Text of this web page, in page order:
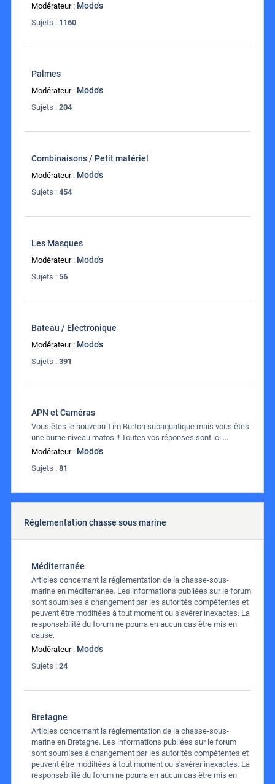
Modérateur : Modo's
Sujets : 1160
Palmes
Modérateur : Modo's
Sujets : 204
Combinaisons / Petit matériel
Modérateur : Modo's
Sujets : 454
Les Masques
Modérateur : Modo's
Sujets : 56
Bateau / Electronique
Modérateur : Modo's
Sujets : 391
APN et Caméras
Vous êtes le nouveau Tim Burton subaquatique mais vous êtes
une burne niveau matos !! Toutes vos réponses sont ici ...
Modérateur : Modo's
Sujets : 81
Réglementation chasse sous marine
Méditerranée
Articles concernant la réglementation de la chasse-sous-
marine en méditerranée. Les informations publiées sur le forum
sont soumises à changement par les autorités compétentes et
peuvent être modifiées à tout moment ou s'avérer inexactes. La
responsabilité du forum ne pourra en aucun cas être mis en
cause.
Modérateur : Modo's
Sujets : 24
Bretagne
Articles concernant la réglementation de la chasse-sous-
marine en Bretagne. Les informations publiées sur le forum
sont soumises à changement par les autorités compétentes et
peuvent être modifiées à tout moment ou s'avérer inexactes. La
responsabilité du forum ne pourra en aucun cas être mis en